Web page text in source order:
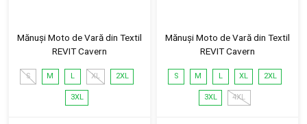
Mănuși Moto de Vară din Textil
REVIT Cavern
S M L XL 2XL
3XL
Mănuși Moto de Vară din Textil
REVIT Cavern
S M L XL 2XL
3XL 4XL